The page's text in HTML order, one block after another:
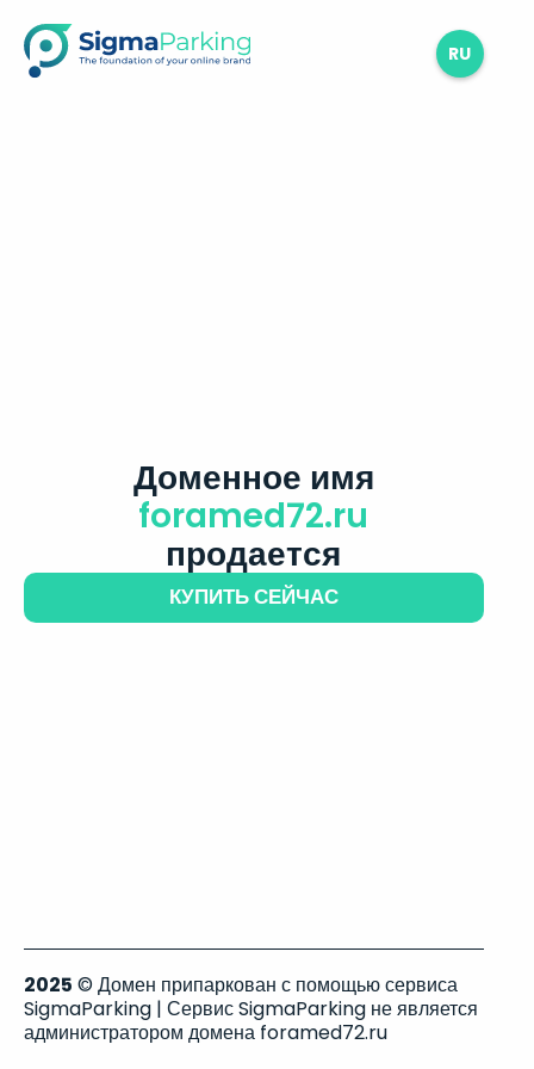
RU
Доменное имя
foramed72.ru
продается
КУПИТЬ СЕЙЧАС
2025 © Домен припаркован с помощью сервиса
SigmaParking | Сервис SigmaParking не является
администратором домена foramed72.ru